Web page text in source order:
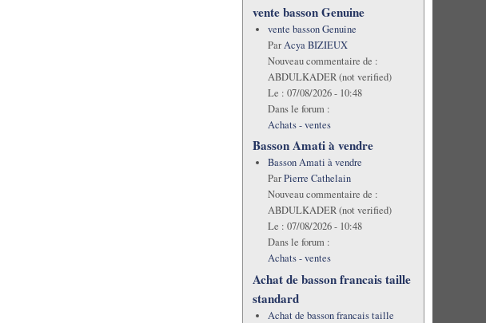
vente basson Genuine
vente basson Genuine
ParAcya BIZIEUX
Nouveau commentaire de :
ABDULKADER (not verified)
Le : 07/08/2026 - 10:48
Dans le forum :
Achats - ventes
Basson Amati à vendre
Basson Amati à vendre
ParPierre Cathelain
Nouveau commentaire de :
ABDULKADER (not verified)
Le : 07/08/2026 - 10:48
Dans le forum :
Achats - ventes
Achat de basson francais taille
standard
Achat de basson francais taille